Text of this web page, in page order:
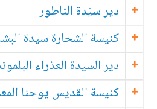
دير سيّدة الناطور
كنيسة الشحارة سيدة
دير السيدة العذراء
كنيسة القديس يوحنا